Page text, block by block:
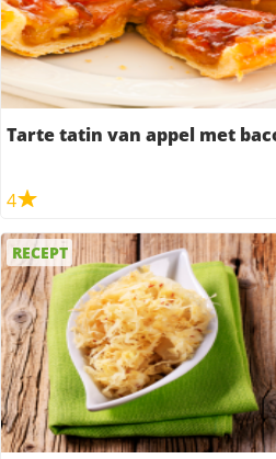
Tarte tatin van appel met
4
RECEPT